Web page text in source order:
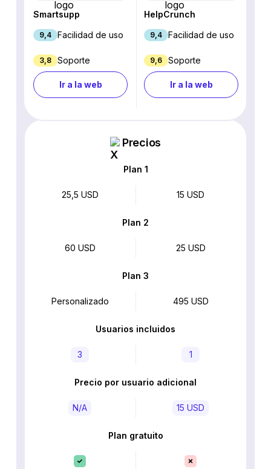
Smartsupp
9,4 Facilidad de uso
3,8 Soporte
Ir a la web
HelpCrunch
9,4 Facilidad de uso
9,6 Soporte
Ir a la web
Precios
Plan 1
25,5 USD 15 USD
Plan 2
60 USD 25 USD
Plan 3
Personalizado 495 USD
Usuarios incluidos
3 1
Precio por usuario adicional
N/A 15 USD
Plan gratuito